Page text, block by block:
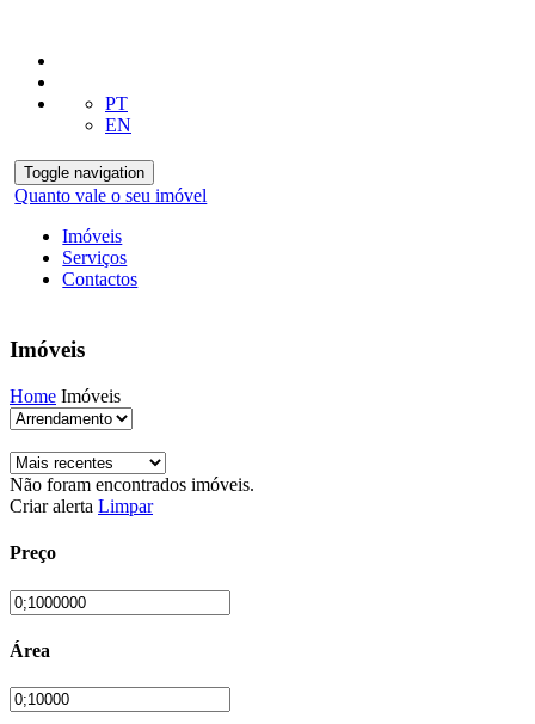
PT
EN
Toggle navigation
Quanto vale o seu imóvel
Imóveis
Serviços
Contactos
Imóveis
Home Imóveis
Não foram encontrados imóveis.
Criar alerta Limpar
Preço
Área